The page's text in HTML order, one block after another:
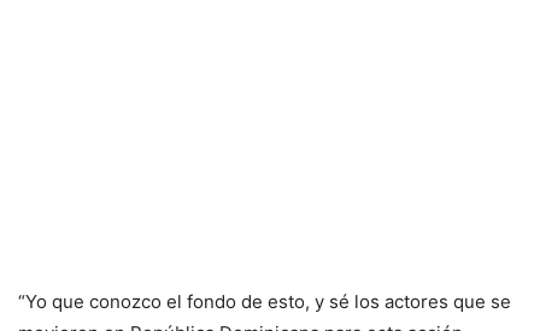
“Yo que conozco el fondo de esto, y sé los actores que se